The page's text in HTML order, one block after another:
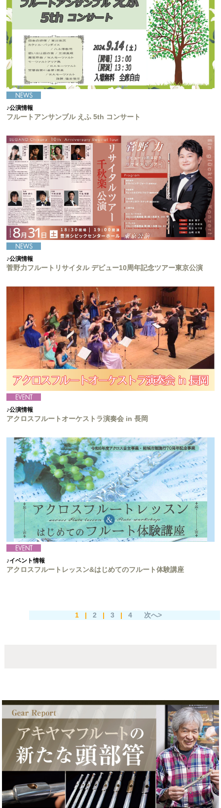
♪公演情報
フルートアンサンブル えふ 5th コンサート
♪公演情報
菅野力フルートリサイタル デビュー10周年記念ツアー東京公演
♪公演情報
アクロスフルートオーケストラ演奏会 in 長岡
♪イベント情報
アクロスフルートレッスン&はじめてのフルート体験講座
1 |2 |3 |4 次へ>